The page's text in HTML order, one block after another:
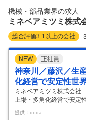
機械・部品業界の求人
ミネベアミツミ株式
総合評価3.1 以上の会社
NEW 正社員
神奈川／藤沢／生
化経営で安定性世
ミネベアミツミ株式会社
上場・多角化経営で安定
【神奈川／藤沢】生産
性◎世界シェアトップ級
提供：doda